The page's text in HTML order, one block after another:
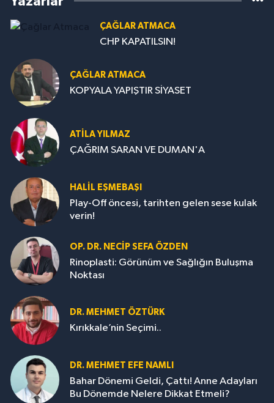
ÇAĞLAR ATMACA
CHP KAPATILSIN!
ÇAĞLAR ATMACA
KOPYALA YAPIŞTIR SİYASET
ATILA YILMAZ
ÇAĞRIM SARAN VE DUMAN'A
HALIL EŞMEBAŞI
Play-Off öncesi, tarihten gelen sese kulak
verin!
OP. DR. NECIP SEFA ÖZDEN
Rinoplasti: Görünüm ve Sağlığın Buluşma
Noktası
DR. MEHMET ÖZTÜRK
Kırıkkale’nin Seçimi..
DR. MEHMET EFE NAMLI
Bahar Dönemi Geldi, Çattı! Anne Adayları
Bu Dönemde Nelere Dikkat Etmeli?